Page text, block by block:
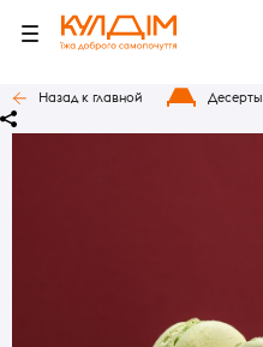
Назад к главной Десерты